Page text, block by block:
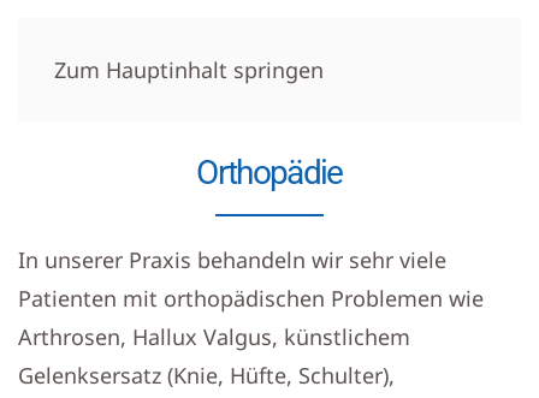
Zum Hauptinhalt springen
Orthopädie
In unserer Praxis behandeln wir sehr viele
Patienten mit orthopädischen Problemen wie
Arthrosen, Hallux Valgus, künstlichem
Gelenksersatz (Knie, Hüfte, Schulter),